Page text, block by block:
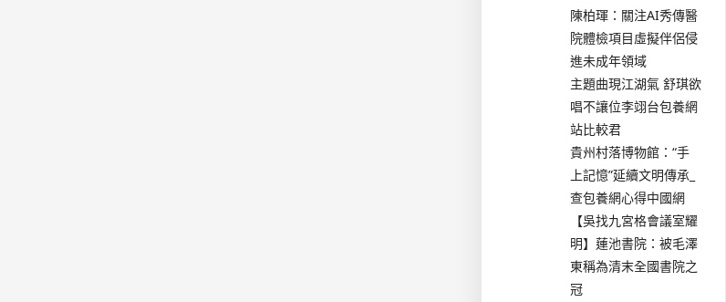
陳柏琿：關注AI秀傳醫
院體檢項目虛擬伴侶侵
進未成年領域
主題曲現江湖氣 舒琪欲
唱不讓位李翊台包養網
站比較君
貴州村落博物館：“手
上記憶”延續文明傳承_
查包養網心得中國網
【吳找九宮格會議室耀
明】蓮池書院：被毛澤
東稱為清末全國書院之
冠